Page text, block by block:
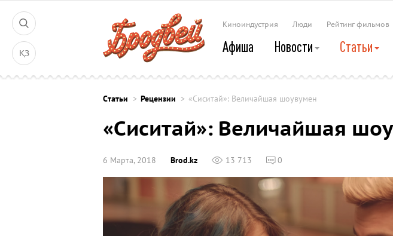
ҚЗ
Киноиндустрия Люди Рейтинг фильмов
Афиша Новости Статьи
Cтатьи Рецензии «Сиситай»: Величайшая шоувумен
«Сиситай»: Величайшая
6 Марта, 2018 Brod.kz 13 713 0